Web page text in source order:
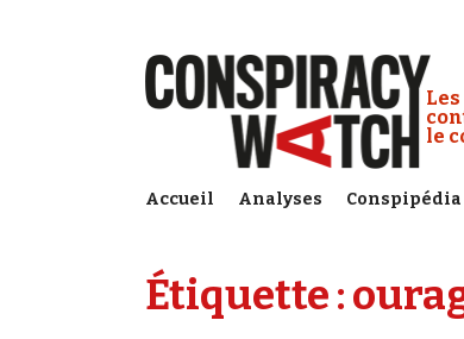
le
Accueil Analyses Conspipédia
Étiquette :